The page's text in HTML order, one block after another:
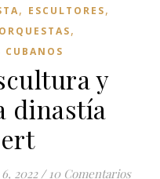
, ESCULTORES,
ORQUESTAS,
CUBANOS
y
dinastía
2022 / 10 Comentarios